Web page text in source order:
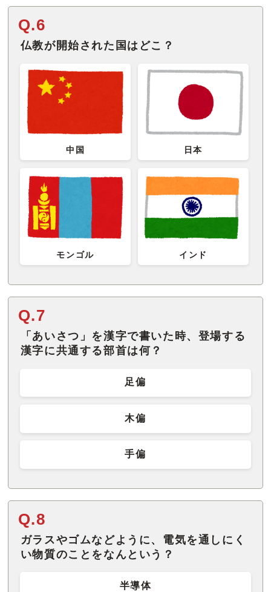
Q.6
仏教が開始された国はどこ？
中国 日本
モンゴル インド
Q.7
「あいさつ」を漢字で書いた時、登場する
漢字に共通する部首は何？
足偏
木偏
手偏
Q.8
ガラスやゴムなどように、電気を通しにく
い物質のことをなんという？
半導体